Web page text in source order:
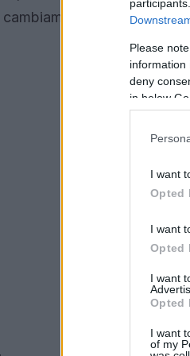
Please
information
deny
in below
I want
Opted
I want
Opted
I want
Opted
I want
of my
significativi